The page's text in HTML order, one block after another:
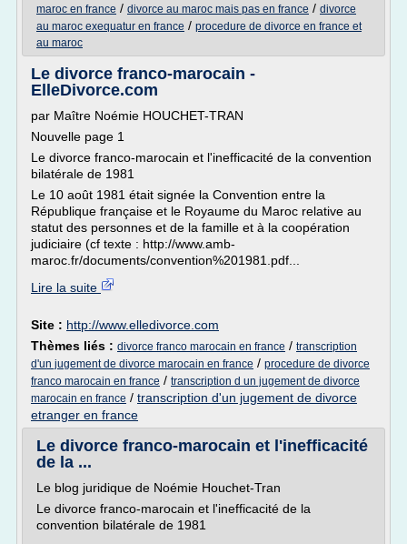
maroc en france / divorce au maroc mais pas en france / divorce
au maroc exequatur en france / procedure de divorce en france et
au maroc
Le divorce franco-marocain -
ElleDivorce.com
par Maître Noémie HOUCHET-TRAN
Nouvelle page 1
Le divorce franco-marocain et l'inefficacité de la convention
bilatérale de 1981
Le 10 août 1981 était signée la Convention entre la
République française et le Royaume du Maroc relative au
statut des personnes et de la famille et à la coopération
judiciaire (cf texte : http://www.amb-
maroc.fr/documents/convention%201981.pdf...
Lire la suite
Site : http://www.elledivorce.com
Thèmes liés : divorce franco marocain en france / transcription
d'un jugement de divorce marocain en france / procedure de divorce
franco marocain en france / transcription d un jugement de divorce
marocain en france / transcription d'un jugement de divorce
etranger en france
Le divorce franco-marocain et l'inefficacité
de la ...
Le blog juridique de Noémie Houchet-Tran
Le divorce franco-marocain et l'inefficacité de la
convention bilatérale de 1981